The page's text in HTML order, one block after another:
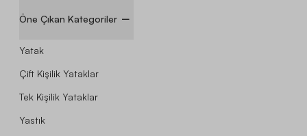
Öne Çıkan Kategoriler
Yatak
Çift Kişilik Yataklar
Tek Kişilik Yataklar
Yastık